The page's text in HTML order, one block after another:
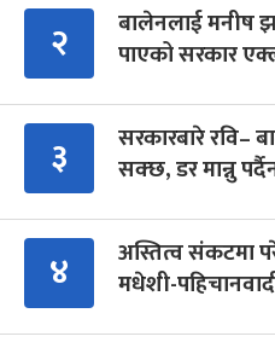
२
बालेनलाई मनीष
पाएको सरकार
३
सरकारबारे रवि–
सक्छ, डर मान्नु
४
अस्तित्व संकटमा
मधेशी-